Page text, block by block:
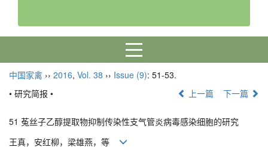
中国家禽 ›› 2016, Vol. 38 ›› Issue (9): 51-53.
• 研究简报 •
上一篇 下一篇
51 菟丝子乙醇提取物抑制传染性支气管炎病毒感染细胞的研究
王真，安红柳，梁雄燕，等